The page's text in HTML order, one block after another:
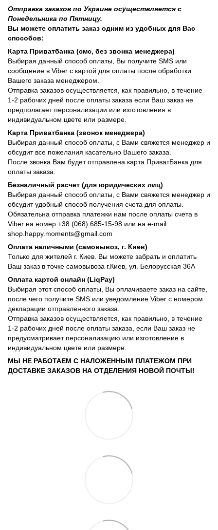
Отправка заказов по Украине осуществляется с
Понедельника по Пятницу.
Вы можете оплатить заказ одним из удобных для Вас
способов:
Карта Приватбанка (смс, без звонка менеджера)
Выбирая данный способ оплаты, Вы получите SMS или
сообщение в Viber с картой для оплаты после обработки
Вашего заказа менеджером.
Отправка заказов осуществляется, как правильно, в течение
1-2 рабочих дней после оплаты заказа если Ваш заказ не
предполагает персонализации или изготовления в
индивидуальном цвете или размере.
Карта Приватбанка (звонок менеджера)
Выбирая данный способ оплаты, с Вами свяжется менеджер и
обсудит все пожелания касательно Вашего заказа.
После звонка Вам будет отправлена карта ПриватБанка для
оплаты заказа.
Безналичный расчет (для юридических лиц)
Выбирая данный способ оплаты, с Вами свяжется менеджер и
обсудит удобный способ получения счета для оплаты.
Обязательна отправка платежки нам после оплаты счета в
Viber на номер +38 (068) 685-15-98 или на e-mail:
shop.happy.moments@gmail.com
Оплата наличными (самовывоз, г. Киев)
Только для жителей г. Киев. Вы можете забрать и оплатить
Ваш заказ в точке самовывоза г.Киев, ул. Белорусская 36А
Оплата картой онлайн (LiqPay)
Выбирая этот способ оплаты, Вы оплачиваете заказ на сайте,
после чего получите SMS или уведомление Viber с номером
декларации отправленного заказа.
Отправка заказов осуществляется, как правильно, в течение
1-2 рабочих дней после оплаты заказа, если Ваш заказ не
предусматривает персонализацию или изготовление в
индивидуальном цвете или размере.
МЫ НЕ РАБОТАЕМ С НАЛОЖЕННЫМ ПЛАТЕЖОМ ПРИ
ДОСТАВКЕ ЗАКАЗОВ НА ОТДЕЛЕНИЯ НОВОЙ ПОЧТЫ!